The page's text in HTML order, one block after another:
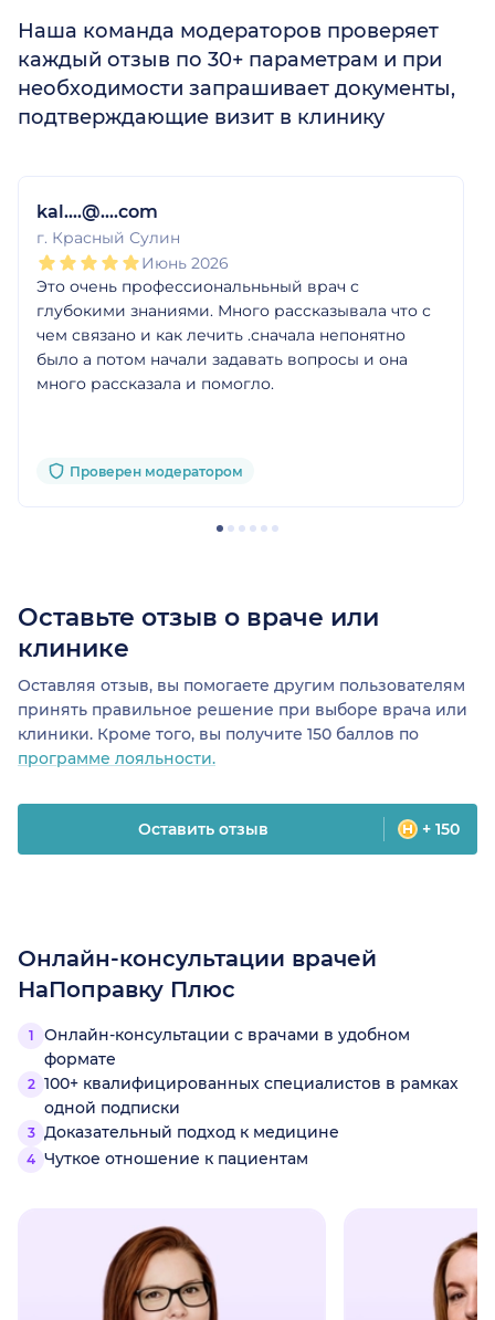
Наша команда модераторов проверяет
каждый отзыв по 30+ параметрам и при
необходимости запрашивает документы,
подтверждающие визит в клинику
kal....@....com
г. Красный Сулин
Июнь 2026
Это очень профессиональньный врач с
глубокими знаниями. Много рассказывала что с
чем связано и как лечить .сначала непонятно
было а потом начали задавать вопросы и она
много рассказала и помогло.
Проверен модератором
Оставьте отзыв о враче или
клинике
Оставляя отзыв, вы помогаете другим пользователям
принять правильное решение при выборе врача или
клиники. Кроме того, вы получите 150 баллов по
программе лояльности.
Оставить отзыв + 150
Онлайн-консультации врачей
НаПоправку Плюс
Онлайн-консультации с врачами в удобном
формате
100+ квалифицированных специалистов в рамках
одной подписки
Доказательный подход к медицине
Чуткое отношение к пациентам